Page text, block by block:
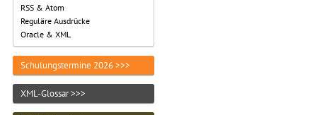
RSS & Atom
Reguläre Ausdrücke
Oracle & XML
Schulungstermine 2026 >>>
XML-Glossar >>>